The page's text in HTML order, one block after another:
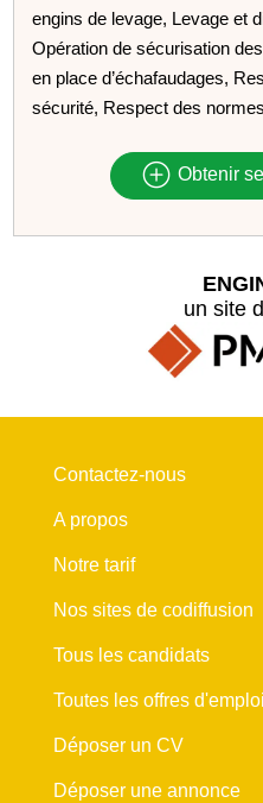
engins de levage, Levage et
Opération de sécurisation
en place d’échafaudages,
sécurité, Respect des
Obtenir
un site
Contactez-nous
A propos
Notre tarif
Nos sites de codiffusion
Tous les candidats
Toutes les offres d'emploi
Déposer un CV
Déposer une annonce